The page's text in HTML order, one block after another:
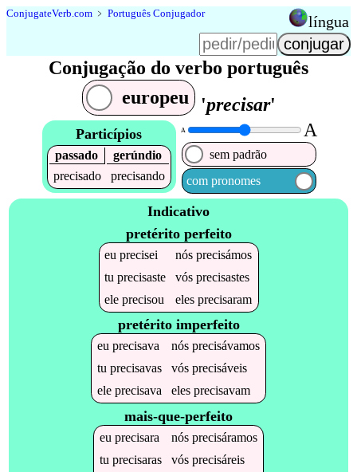
ConjugateVerb.com ﹥ Português Conjugador língua
Conjugação do verbo português
europeu
'precisar'
Particípios
passado
gerúndio
precisado
precisando
A A
sem padrão
com pronomes
Indicativo
pretérito perfeito
euprecisei nósprecisámos
tuprecisaste vósprecisastes
eleprecisou elesprecisaram
pretérito imperfeito
eu precisava nós precisávamos
tu precisavas vós precisáveis
ele precisava eles precisavam
mais-que-perfeito
eu precisara nós precisáramos
tu precisaras vós precisáreis